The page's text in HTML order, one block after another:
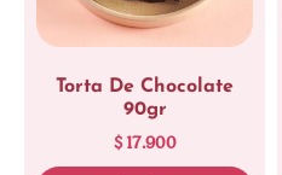
Torta De Chocolate
90gr
$17.900